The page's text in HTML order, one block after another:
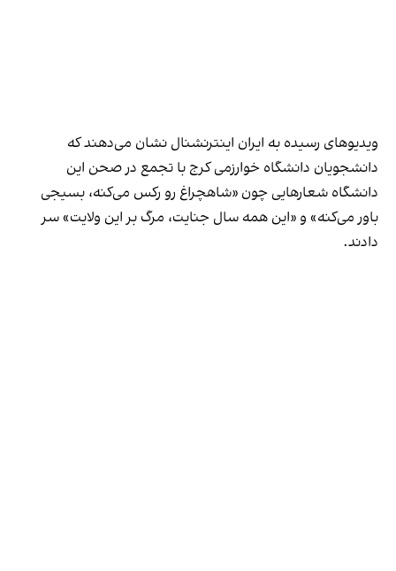
ویدیوهای رسیده به ایران اینترنشنال نشان می‌دهند که
دانشجویان دانشگاه خوارزمی کرج با تجمع در صحن این
دانشگاه شعارهایی چون «شاهچراغ رو رکس می‌کنه، بسیجی
باور می‌کنه» و «این همه سال جنایت، مرگ بر این ولایت» سر
دادند.